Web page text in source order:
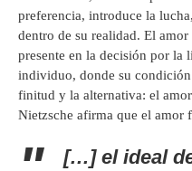
preferencia, introduce la
dentro de su realidad. El
presente en la decisión por la
individuo, donde su
finitud y la alternativa: el
Nietzsche afirma que el amor
[…] el ideal